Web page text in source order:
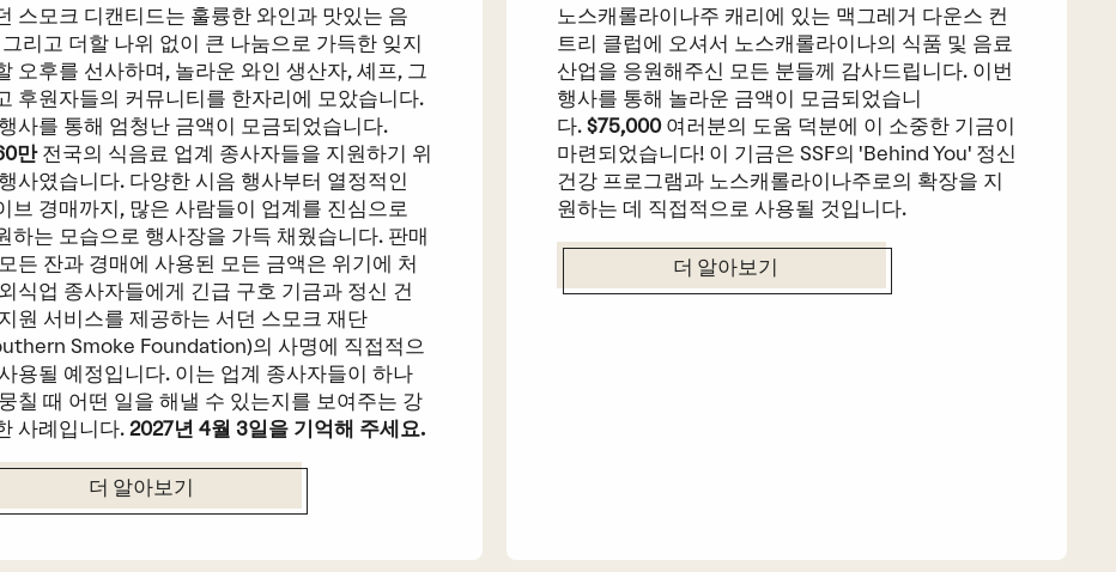
스모크 디캔티드는 훌륭한 와인과 맛있는 음
그리고 더할 나위 없이 큰 나눔으로 가득한 잊지
오후를 선사하며, 놀라운 와인 생산자, 셰프, 그
후원자들의 커뮤니티를 한자리에 모았습니다.
사를 통해 엄청난 금액이 모금되었습니다.
만전국의 식음료 업계 종사자들을 지원하기 위
사였습니다. 다양한 시음 행사부터 열정적인
브 경매까지, 많은 사람들이 업계를 진심으로
하는 모습으로 행사장을 가득 채웠습니다. 판매
든 잔과 경매에 사용된 모든 금액은 위기에 처
식업 종사자들에게 긴급 구호 기금과 정신 건
원 서비스를 제공하는 서던 스모크 재단
Smoke Foundation)의 사명에 직접적으
용될 예정입니다. 이는 업계 종사자들이 하나
칠 때 어떤 일을 해낼 수 있는지를 보여주는 강
사례입니다.2027년 4월 3일을 기억해 주세요.
더 알아보기
노스캐롤라이나주 캐리에 있는 맥그레거 다운스 컨
트리 클럽에 오셔서 노스캐롤라이나의 식품 및 음료
산업을 응원해주신 모든 분들께 감사드립니다. 이번
행사를 통해 놀라운 금액이 모금되었습니
다. $75,000 여러분의 도움 덕분에 이 소중한 기금이
마련되었습니다! 이 기금은 SSF의 'Behind You' 정신
건강 프로그램과 노스캐롤라이나주로의 확장을 지
원하는 데 직접적으로 사용될 것입니다.
더 알아보기